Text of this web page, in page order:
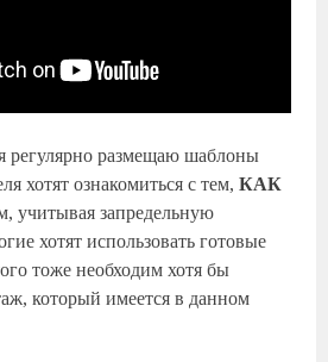
регулярно размещаю шаблоны
хотят ознакомиться с тем, КАК
учитывая запредельную
хотят использовать готовые
тоже необходим хотя бы
который имеется в данном